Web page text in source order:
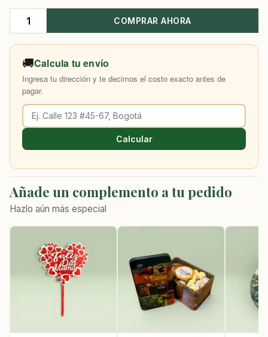
Arreglo
Floral
cantidad
COMPRAR AHORA
🚚Calcula tu envío
Ingresa tu dirección y te decimos el costo exacto antes de
pagar.
Calcular
Añade un complemento a tu pedido
Hazlo aún más especial